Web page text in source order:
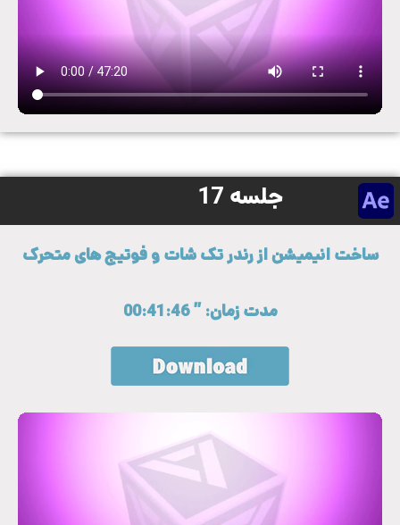
جلسه 17
ساخت انیمیشن از رندر تک شات و فوتیج های متحرک
مدت زمان: ” 00:41:46